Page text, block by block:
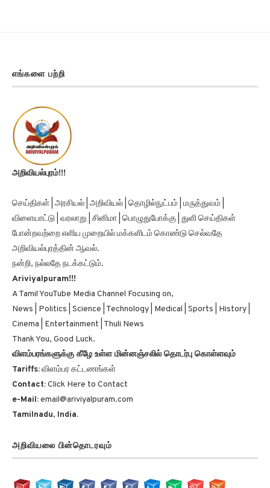
அறிவியல்புரம்!!!
விளையாட்டு | வரலாறு | சினிமா | பொழுதுபோக்கு | துளி செய்திகள்
போன்றவற்றை எளிய முறையில் மக்களிடம் கொண்டு செல்வதே
அறிவியல்புரத்தின் ஆவல்.
நன்றி, நல்லதே நடக்கட்டும்.
Ariviyalpuram!!!
A Tamil YouTube Media Channel Focusing on,
News | Politics | Science | Technology | Medical | Sports | History |
Cinema | Entertainment | Thuli News
Thank You, Good Luck.
விளம்பரங்களுக்கு கீழே உள்ள மின்னஞ்சலில் தொடர்பு கொள்ளவும்
Tariffs:விளம்பர கட்டணங்கள்
Contact:Click Here to Contact
e-Mail: email@ariviyalpuram.com
Tamilnadu, India.